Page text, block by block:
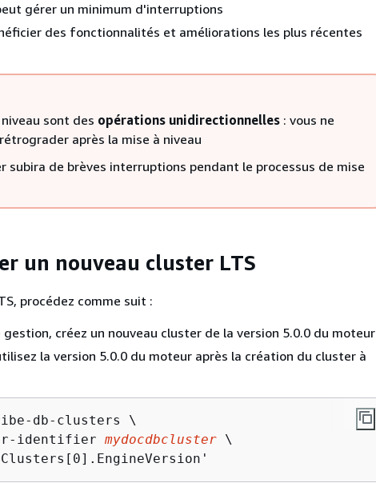
gérer un minimum d'interruptions
des fonctionnalités et améliorations les plus récentes
sont des opérations unidirectionnelles : vous ne
après la mise à niveau
subira de brèves interruptions pendant le processus de mise
un nouveau cluster LTS
procédez comme suit :
gestion, créez un nouveau cluster de la version 5.0.0 du moteur
la version 5.0.0 du moteur après la création du cluster à
db-clusters \
identifier
mydocdbcluster \